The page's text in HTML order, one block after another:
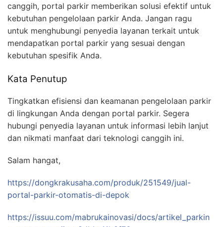
canggih, portal parkir memberikan solusi efektif untuk
kebutuhan pengelolaan parkir Anda. Jangan ragu
untuk menghubungi penyedia layanan terkait untuk
mendapatkan portal parkir yang sesuai dengan
kebutuhan spesifik Anda.
Kata Penutup
Tingkatkan efisiensi dan keamanan pengelolaan parkir
di lingkungan Anda dengan portal parkir. Segera
hubungi penyedia layanan untuk informasi lebih lanjut
dan nikmati manfaat dari teknologi canggih ini.
Salam hangat,
https://dongkrakusaha.com/produk/251549/jual-
portal-parkir-otomatis-di-depok
https://issuu.com/mabrukainovasi/docs/artikel_parkin